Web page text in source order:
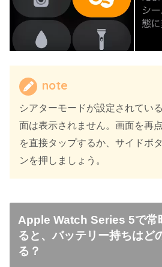
note
シアターモードが設定されてい
面は表示されません。画面を再
を直接タップするか、サイドボ
ンを押しましょう。
Apple Watch Series 5で常
ると、バッテリー持ちはど
る？